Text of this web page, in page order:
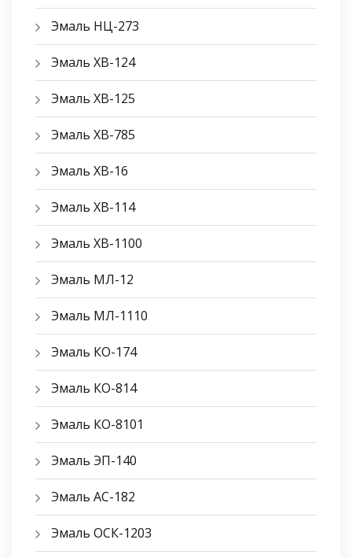
Эмаль НЦ-273
Эмаль ХВ-124
Эмаль ХВ-125
Эмаль ХВ-785
Эмаль ХВ-16
Эмаль ХВ-114
Эмаль ХВ-1100
Эмаль МЛ-12
Эмаль МЛ-1110
Эмаль КО-174
Эмаль КО-814
Эмаль КО-8101
Эмаль ЭП-140
Эмаль АС-182
Эмаль ОСК-1203